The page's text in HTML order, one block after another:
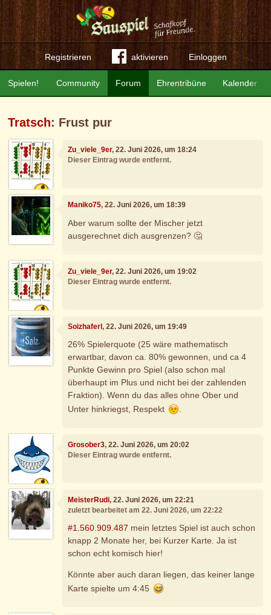
Registrieren aktivieren Einloggen
Community Forum Ehrentribüne Kalender
Spielen!
Tratsch: Frust pur
Zu_viele_9er, 22. Juni 2026, um 18:24
Dieser Eintrag wurde entfernt.
Maniko75, 22. Juni 2026, um 18:39
Aber warum sollte der Mischer jetzt
ausgerechnet dich ausgrenzen? 🤔
Zu_viele_9er, 22. Juni 2026, um 19:02
Dieser Eintrag wurde entfernt.
Soizhaferl, 22. Juni 2026, um 19:49
26% Spielerquote (25 wäre mathematisch
erwartbar, davon ca. 80% gewonnen, und ca 4
Punkte Gewinn pro Spiel (also schon mal
überhaupt im Plus und nicht bei der zahlenden
Fraktion). Wenn du das alles ohne Ober und
Unter hinkriegst, Respekt
Grosober3, 22. Juni 2026, um 20:02
Dieser Eintrag wurde entfernt.
MeisterRudi, 22. Juni 2026, um 22:21
zuletzt bearbeitet am 22. Juni 2026, um 22:22
#1.560.909.487 mein letztes Spiel ist auch schon
knapp 2 Monate her, bei Kurzer Karte. Ja ist
schon echt komisch hier!
Könnte aber auch daran liegen, das keiner lange
Karte spielte um 4:45